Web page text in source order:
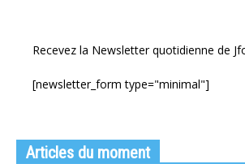
Recevez la Newsletter quotidienne de
[newsletter_form type="minimal"]
Articles du moment